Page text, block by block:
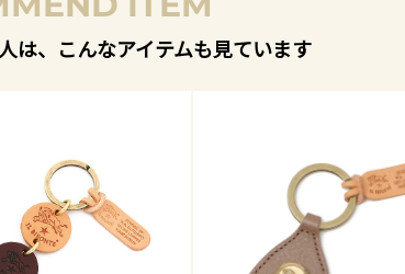
は、こんなアイテムも見ています